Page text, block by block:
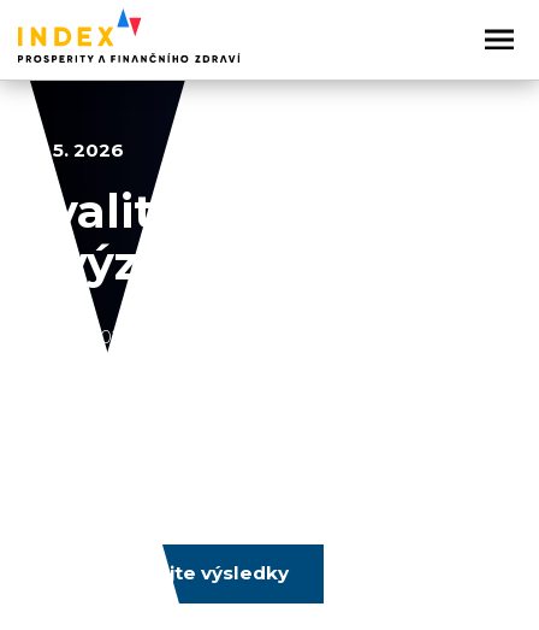
28. 5. 2026
Kvalita vzdělávání
a výzkumu
2023
Prozkoumejte výsledky